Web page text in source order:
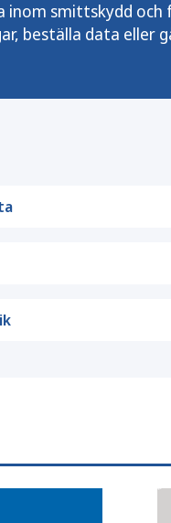
smittskydd och
beställa data eller